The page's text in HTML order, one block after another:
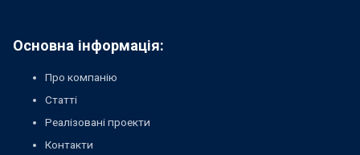
Основна інформація:
Про компанію
Статті
Реалізовані проекти
Контакти